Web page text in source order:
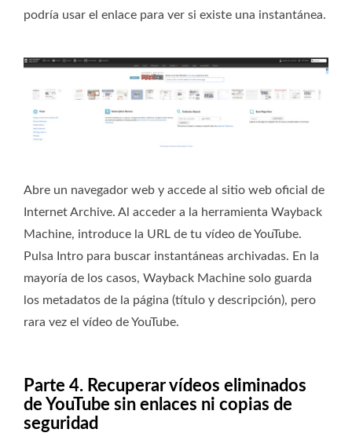
podría usar el enlace para ver si existe una instantánea.
Abre un navegador web y accede al sitio web oficial de
Internet Archive. Al acceder a la herramienta Wayback
Machine, introduce la URL de tu vídeo de YouTube.
Pulsa Intro para buscar instantáneas archivadas. En la
mayoría de los casos, Wayback Machine solo guarda
los metadatos de la página (título y descripción), pero
rara vez el vídeo de YouTube.
Parte 4. Recuperar vídeos eliminados
de YouTube sin enlaces ni copias de
seguridad